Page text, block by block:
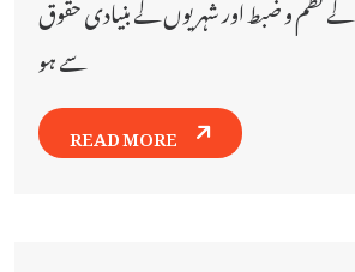
سے ہو
READ MORE